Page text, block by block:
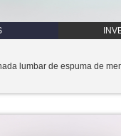
lumbar de espuma de